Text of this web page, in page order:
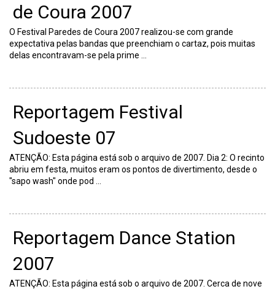
de Coura 2007
O Festival Paredes de Coura 2007 realizou-se com grande
expectativa pelas bandas que preenchiam o cartaz, pois muitas
delas encontravam-se pela prime ...
Reportagem Festival
Sudoeste 07
ATENÇÃO: Esta página está sob o arquivo de 2007. Dia 2: O recinto
abriu em festa, muitos eram os pontos de divertimento, desde o
"sapo wash" onde pod ...
Reportagem Dance Station
2007
ATENÇÃO: Esta página está sob o arquivo de 2007. Cerca de nove